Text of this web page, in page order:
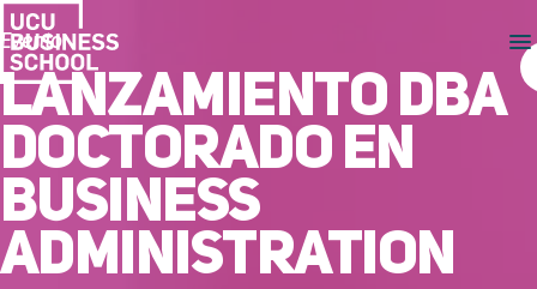
Evento
LANZAMIENTO DBA
DOCTORADO EN
BUSINESS
ADMINISTRATION